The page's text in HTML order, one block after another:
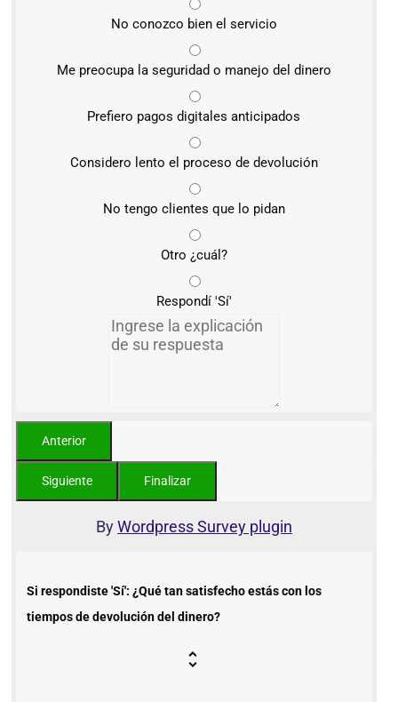
No conozco bien el servicio
Me preocupa la seguridad o manejo del dinero
Prefiero pagos digitales anticipados
Considero lento el proceso de devolución
No tengo clientes que lo pidan
Otro ¿cuál?
Respondí 'Sí'
ByWordpress Survey plugin
Si respondiste 'Sí': ¿Qué tan satisfecho estás con los
tiempos de devolución del dinero?